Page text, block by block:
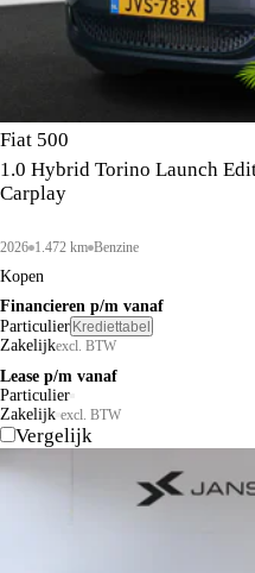
Fiat 500
1.0 Hybrid Torino Launch
Carplay
2026 1.472 km Benzine
Kopen
Financieren p/m vanaf
Particulier Krediettabel
Zakelijkexcl. BTW
Lease p/m vanaf
Particulier
Zakelijk excl. BTW
Vergelijk